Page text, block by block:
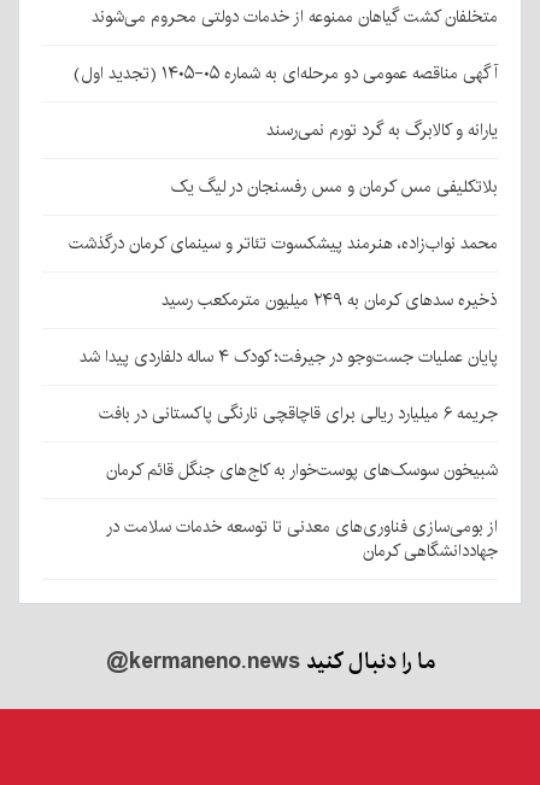
متخلفان کشت گیاهان ممنوعه از خدمات دولتی محروم می‌شوند
آگهی مناقصه عمومی دو مرحله‌ای به شماره ۰۵-۱۴۰۵ (تجدید اول)
یارانه و کالابرگ به گرد تورم نمی‌رسند
بلاتکلیفی مس کرمان و مس رفسنجان در لیگ یک
محمد نواب‌زاده، هنرمند پیشکسوت تئاتر و سینمای کرمان درگذشت
ذخیره سدهای کرمان به ۲۴۹ میلیون مترمکعب رسید
پایان عملیات جست‌وجو در جیرفت؛ کودک ۴ ساله دلفاردی پیدا شد
جریمه ۶ میلیارد ریالی برای قاچاقچی نارنگی پاکستانی در بافت
شبیخون سوسک‌های پوست‌خوار به کاج‌های جنگل قائم کرمان
از بومی‌سازی فناوری‌های معدنی تا توسعه خدمات سلامت در
جهاددانشگاهی کرمان
ما را دنبال کنید@kermaneno.news